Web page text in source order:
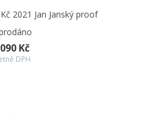
2021 Jan Janský proof
Kč
DPH